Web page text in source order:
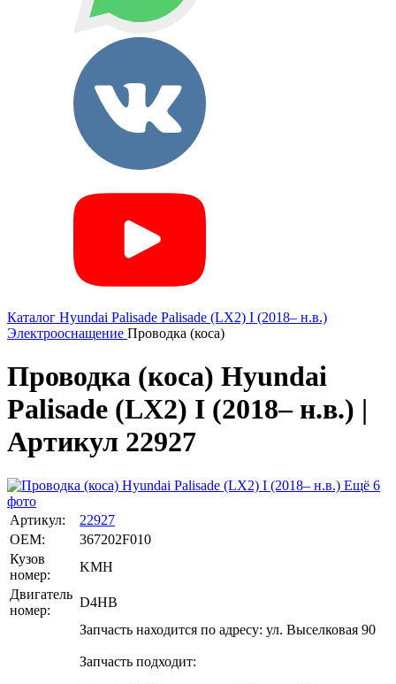
Каталог Hyundai Palisade Palisade (LX2) I (2018– н.в.)
Электрооснащение Проводка (коса)
Проводка (коса) Hyundai
Palisade (LX2) I (2018– н.в.) |
Артикул 22927
Ещё 6
фото
Артикул:
22927
OEM:
367202F010
Кузов
номер:
KMH
Двигатель
номер:
D4HB
Запчасть находится по адресу: ул. Выселковая 90
Запчасть подходит: